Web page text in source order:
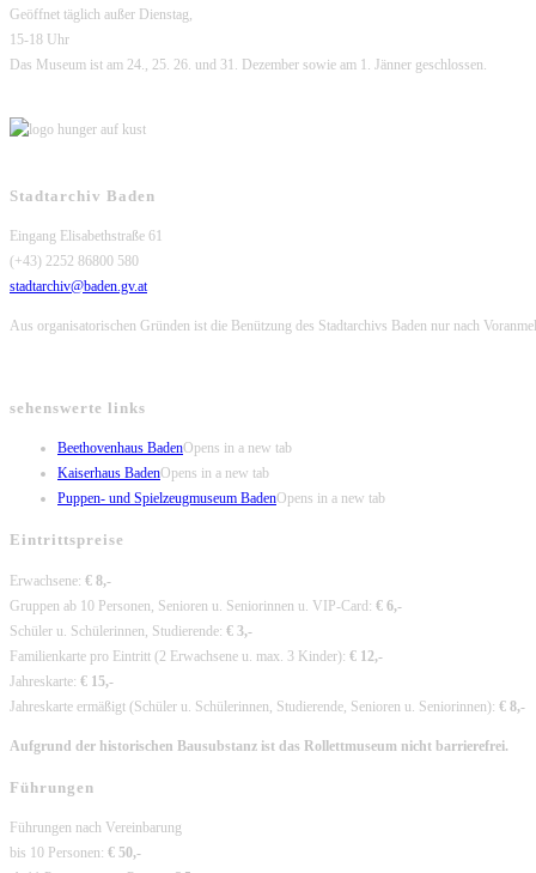
Geöffnet täglich außer Dienstag,
15-18 Uhr
Das Museum ist am 24., 25. 26. und 31. Dezember sowie am 1. Jänner geschlossen.
Stadtarchiv Baden
Eingang Elisabethstraße 61
(+43) 2252 86800 580
stadtarchiv@baden.gv.at
Aus organisatorischen Gründen ist die Benützung des Stadtarchivs Baden nur nach
sehenswerte links
Beethovenhaus BadenOpens in a new tab
Kaiserhaus BadenOpens in a new tab
Puppen- und Spielzeugmuseum BadenOpens in a new tab
Eintrittspreise
Erwachsene: € 8,-
Gruppen ab 10 Personen, Senioren u. Seniorinnen u. VIP-Card: € 6,-
Schüler u. Schülerinnen, Studierende: € 3,-
Familienkarte pro Eintritt (2 Erwachsene u. max. 3 Kinder): € 12,-
Jahreskarte: € 15,-
Jahreskarte ermäßigt (Schüler u. Schülerinnen, Studierende, Senioren u. Seniorinnen): € 8,-
Aufgrund der historischen Bausubstanz ist das Rollettmuseum nicht barrierefrei.
Führungen
Führungen nach Vereinbarung
bis 10 Personen: € 50,-